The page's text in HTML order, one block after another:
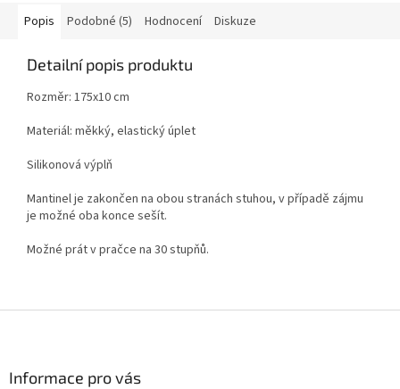
Popis Podobné (5) Hodnocení Diskuze
Detailní popis produktu
Rozměr: 175x10 cm
Materiál: měkký, elastický úplet
Silikonová výplň
Mantinel je zakončen na obou stranách stuhou, v případě zájmu
je možné oba konce sešít.
Možné prát v pračce na 30 stupňů.
Informace pro vás